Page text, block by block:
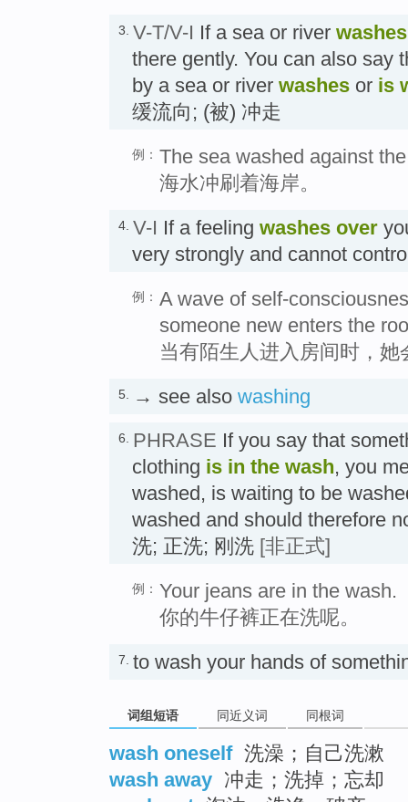
3. V-T/V-I If a sea or river washes
there gently. You can also say
by a sea or river washes or is
缓流向; (被) 冲走
例： The sea washed against
海水冲刷着海岸。
4. V-I If a feeling washes over
very strongly and cannot
例： A wave of self-
someone new enters the
当有陌生人进入房间时，她
5. → see also washing
6. PHRASE If you say that
clothing is in the wash, you
washed, is waiting to be
washed and should therefore
洗; 正洗; 刚洗 [非正式]
例： Your jeans are in the wash.
你的牛仔裤正在洗呢。
7. to wash your hands of
词组短语 同近义词 同根词
wash oneself 洗澡；自己洗漱
wash away 冲走；洗掉；忘却